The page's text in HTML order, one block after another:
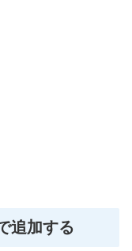
追加する